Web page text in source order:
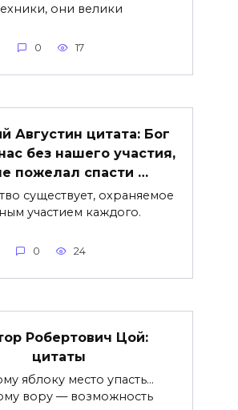
они велики
0 17
Августин цитата: Бог
без нашего участия,
пожелал спасти …
существует, охраняемое
участием каждого.
0 24
Робертович Цой:
цитаты
яблоку место упасть…
вору — возможность